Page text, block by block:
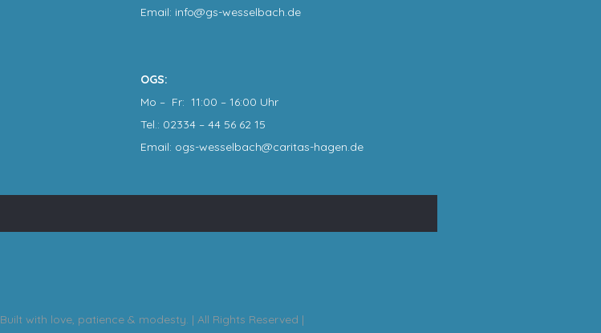
Email: info@gs-wesselbach.de
OGS:
Mo – Fr: 11:00 – 16:00 Uhr
Tel.: 02334 – 44 56 62 15
Email: ogs-wesselbach@caritas-hagen.de
Built with love, patience & modesty. | All Rights Reserved |